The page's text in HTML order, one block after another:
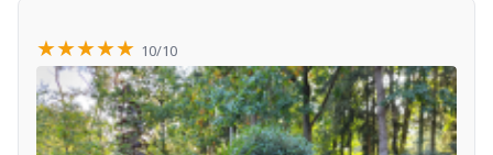
★★★★★ 10/10